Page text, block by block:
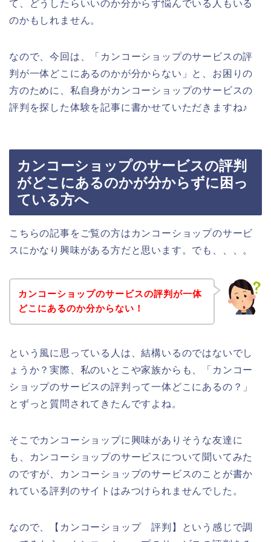
て、どうしたらいいのか分からず悩んでいる人もいる
のかもしれません。
なので、今回は、「カンコーショップのサービスの評
判が一体どこにあるのかが分からない」と、お困りの
方のために、私自身がカンコーショップのサービスの
評判を探した体験を記事に書かせていただきますね♪
カンコーショップのサービスの評判
がどこにあるのかが分からずに困っ
ている方へ
こちらの記事をご覧の方はカンコーショップのサービ
スにかなり興味がある方だと思います。でも、、、。
カンコーショップのサービスの評判が一体
どこにあるのか分からない！
という風に思っている人は、結構いるのではないでし
ょうか？実際、私のいとこや家族からも、「カンコー
ショップのサービスの評判って一体どこにあるの？」
とずっと質問されてきたんですよね。
そこでカンコーショップに興味がありそうな友達に
も、カンコーショップのサービスについて聞いてみた
のですが、カンコーショップのサービスのことが書か
れている評判のサイトはみつけられませんでした。
なので、【カンコーショップ 評判】という感じで調